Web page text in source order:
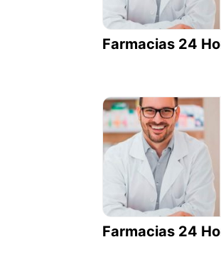
Farmacias 24
Farmacias 24